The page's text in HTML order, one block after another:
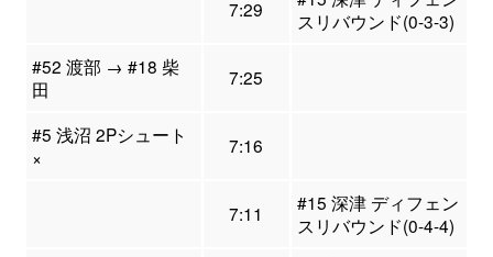
7:29
スリバウンド(0-3-3)
#52 渡部 → #18 柴
田
7:25
#5 浅沼 2Pシュート
×
7:16
7:11
#15 深津 ディフェン
スリバウンド(0-4-4)